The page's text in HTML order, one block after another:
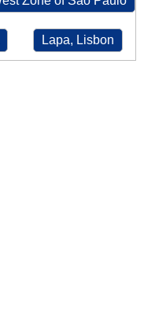
Lapa, Lisbon